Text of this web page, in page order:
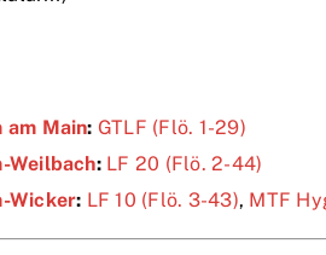
am Main: GTLF (Flö. 1-29)
Weilbach: LF 20 (Flö. 2-44)
Wicker: LF 10 (Flö. 3-43), MTF